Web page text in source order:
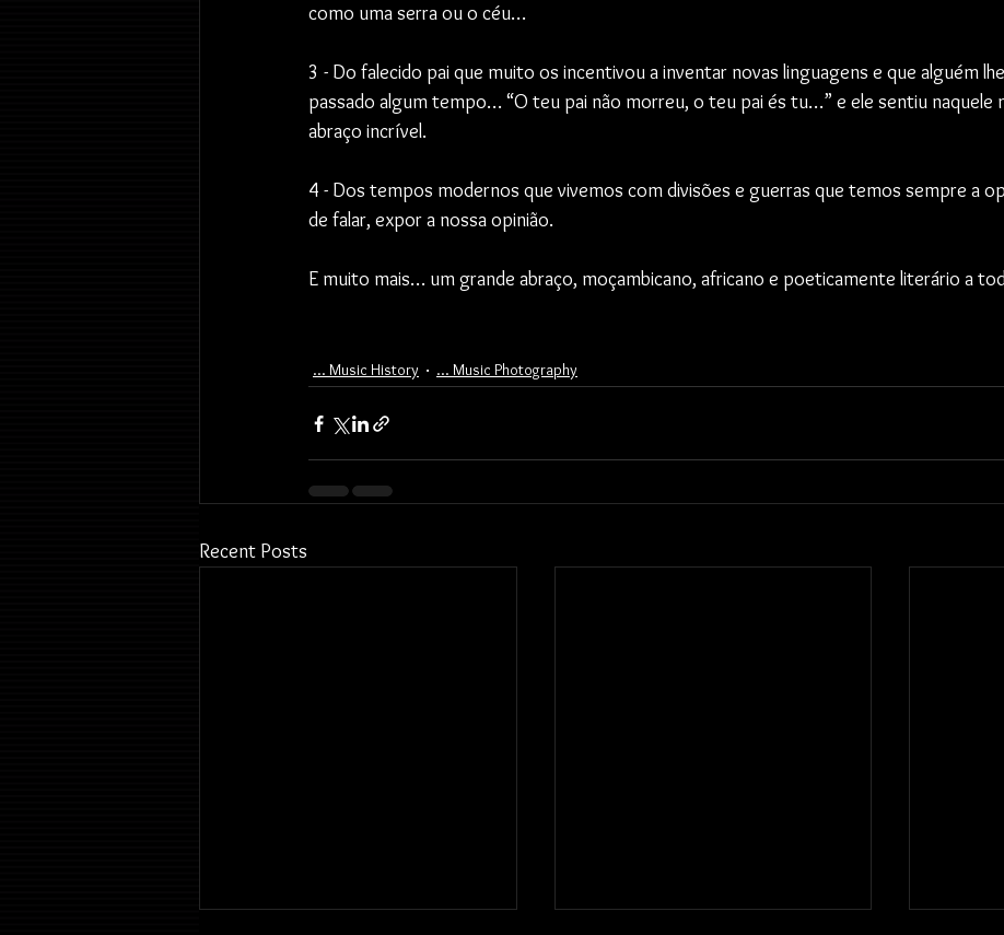
como uma serra ou o céu…
3 - Do falecido pai que muito os incentivou a inventar novas linguagens e que alguém
passado algum tempo… “O teu pai não morreu, o teu pai és tu…” e ele sentiu naquele
abraço incrível.
4 - Dos tempos modernos que vivemos com divisões e guerras que temos sempre a
de falar, expor a nossa opinião.
E muito mais… um grande abraço, moçambicano, africano e poeticamente literário a
... Music History ... Music Photography
Recent Posts